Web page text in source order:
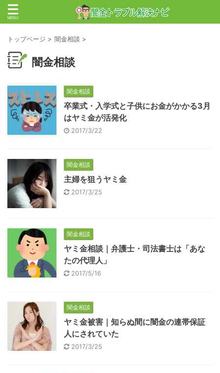
トップページ > 闇金相談 >
闇金相談
闇金相談
卒業式・入学式と子供にお金がかかる3月
はヤミ金が活発化
2017/3/22
闇金相談
主婦を狙うヤミ金
2017/3/25
闇金相談
ヤミ金相談｜弁護士・司法書士は「あな
たの代理人」
2017/5/16
闇金相談
ヤミ金被害｜知らぬ間に闇金の連帯保証
人にされていた
2017/3/25